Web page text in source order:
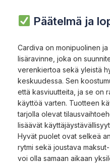
Päätelmä ja
Cardiva on monipuolinen
lisäravinne, joka on
verenkiertoa sekä yleistä
keskuudessa. Sen
että kasviuutteita, ja se on
käyttöä varten. Tuotteen
tarjolla olevat
lisäävät
Hyvät puolet ovat selkeä
rytmi sekä joustava
voi olla samaan aikaan